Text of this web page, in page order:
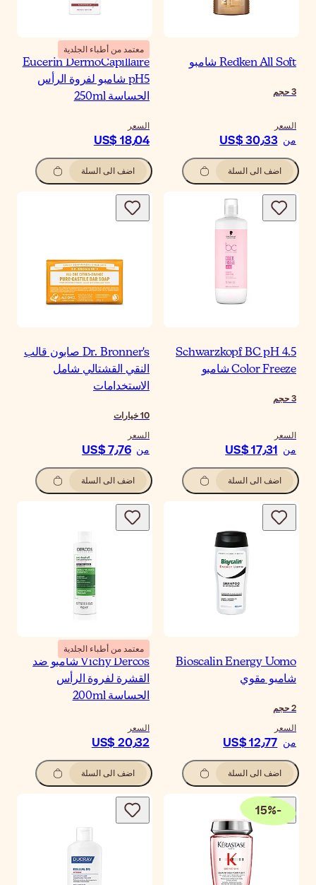
Redken All Soft شامبو
3حجم
السعر
من US$ 30٫33
اضف الى السلة
معتمد من أطباء الجلدية
Eucerin DermoCapillaire
pH5 شامبو لفروة الرأس
الحساسة 250ml
السعر
US$ 18٫04
اضف الى السلة
Schwarzkopf BC pH 4.5
Color Freeze شامبو
3حجم
السعر
من US$ 17٫31
اضف الى السلة
Dr. Bronner's صابون قالب
النقي القشتالي شامل
الاستخدامات
10خيارات
السعر
من US$ 7٫76
اضف الى السلة
Bioscalin Energy Uomo
شامبو مقوي
2حجم
السعر
من US$ 12٫77
اضف الى السلة
معتمد من أطباء الجلدية
Vichy Dercos شامبو ضد
القشرة لفروة الرأس
الحساسة 200ml
السعر
US$ 20٫32
اضف الى السلة
-
15%